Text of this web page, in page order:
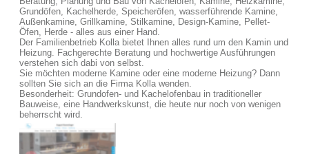
Grundöfen, Kachelherde, Speicheröfen, wasserführende Kamine,
Außenkamine, Grillkamine, Stilkamine, Design-Kamine, Pellet-
Öfen, Herde - alles aus einer Hand.
Der Familienbetrieb Kolla bietet Ihnen alles rund um den Kamin und
Heizung. Fachgerechte Beratung und hochwertige Ausführungen
verstehen sich dabi von selbst.
Sie möchten moderne Kamine oder eine moderne Heizung? Dann
sollten Sie sich an die Firma Kolla wenden.
Besonderheit: Grundofen- und Kachelofenbau in traditioneller
Bauweise, eine Handwerkskunst, die heute nur noch von wenigen
beherrscht wird.